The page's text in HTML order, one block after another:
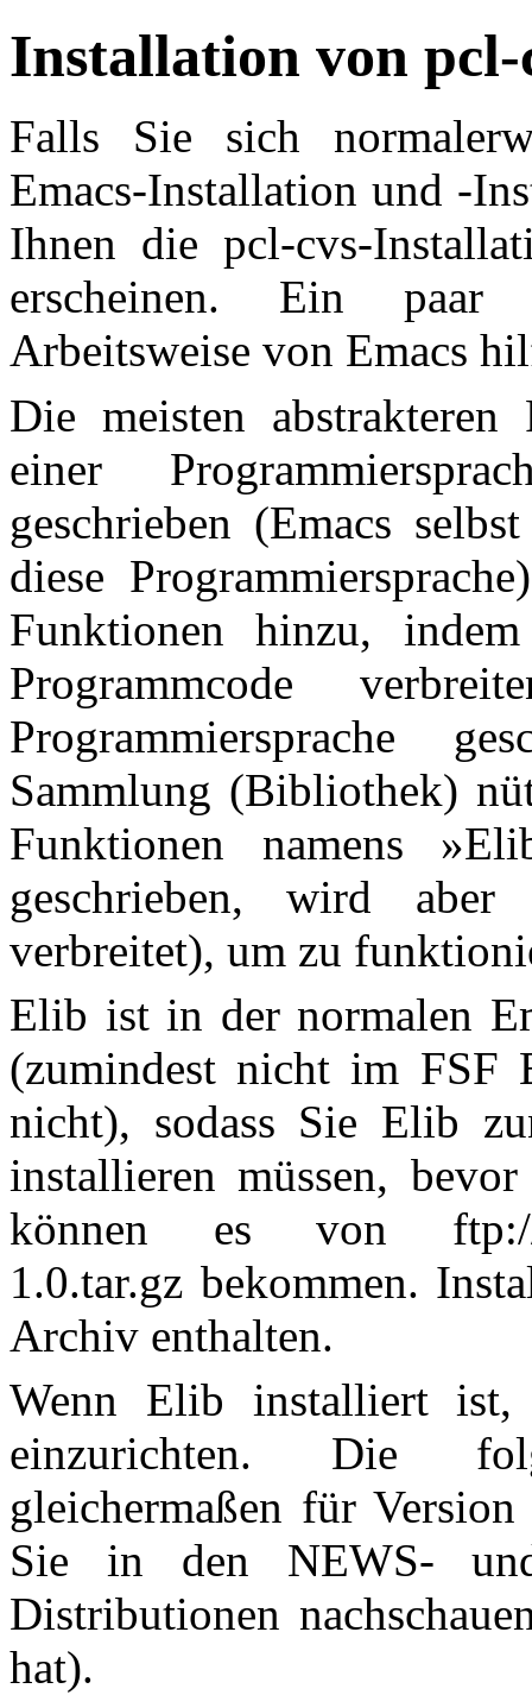
Installation von pcl-
Falls Sie sich
Emacs-Installation und -
Ihnen die pcl-cvs-
erscheinen. Ein paar
Arbeitsweise von Emacs
Die meisten
einer
geschrieben (Emacs
diese
Funktionen hinzu,
Programmcode
Programmiersprache
Sammlung (Bibliothek)
Funktionen namens »
geschrieben, wird
verbreitet), um zu
Elib ist in der normalen
(zumindest nicht im FSF
nicht), sodass Sie Elib
installieren müssen,
können es von ftp://
1.0.tar.gz bekommen.
Archiv enthalten.
Wenn Elib installiert
einzurichten. Die
gleichermaßen für
Sie in den NEWS-
Distributionen
hat).